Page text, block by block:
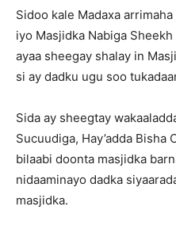
Sidoo kale Madaxa
iyo Masjidka Nabiga
ayaa sheegay shalay in
si ay dadku ugu soo
Sida ay sheegtay
Sucuudiga, Hay’adda Bisha
bilaabi doonta masjidka
nidaaminayo dadka
masjidka.